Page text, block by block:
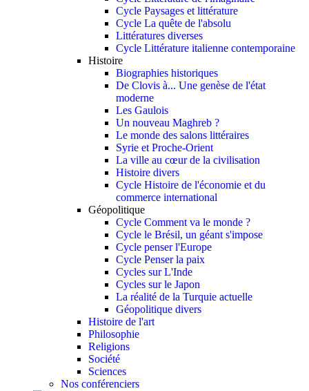
Cycle Paysages et littérature
Cycle La quête de l'absolu
Littératures diverses
Cycle Littérature italienne contemporaine
Histoire
Biographies historiques
De Clovis à... Une genèse de l'état
moderne
Les Gaulois
Un nouveau Maghreb ?
Le monde des salons littéraires
Syrie et Proche-Orient
La ville au cœur de la civilisation
Histoire divers
Cycle Histoire de l'économie et du
commerce international
Géopolitique
Cycle Comment va le monde ?
Cycle le Brésil, un géant s'impose
Cycle penser l'Europe
Cycle Penser la paix
Cycles sur L'Inde
Cycles sur le Japon
La réalité de la Turquie actuelle
Géopolitique divers
Histoire de l'art
Philosophie
Religions
Société
Sciences
Nos conférenciers